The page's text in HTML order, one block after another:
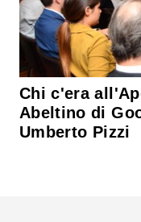
Chi c'era
Abeltino di
Umberto Pizzi